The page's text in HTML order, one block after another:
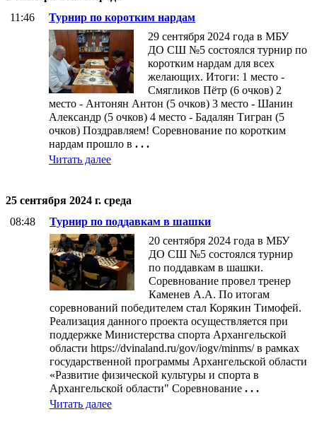
11:46
Турнир по коротким нардам
29 сентября 2024 года в МБУ
ДО СШ №5 состоялся турнир по
коротким нардам для всех
желающих. Итоги: 1 место -
Смягликов Пётр (6 очков) 2
место - Антонян Антон (5 очков) 3 место - Шанин
Александр (5 очков) 4 место - Бадалян Тигран (5
очков) Поздравляем! Соревнование по коротким
нардам прошло в . . .
Читать далее
25 сентября 2024 г. среда
08:48
Турнир по поддавкам в шашки
20 сентября 2024 года в МБУ
ДО СШ №5 состоялся турнир
по поддавкам в шашки.
Соревнование провел тренер
Каменев А.А. По итогам
соревнований победителем стал Корякин Тимофей.
Реализация данного проекта осуществляется при
поддержке Министерства спорта Архангельской
области https://dvinaland.ru/gov/iogv/minms/ в рамках
государственной программы Архангельской области
«Развитие физической культуры и спорта в
Архангельской области" Соревнование . . .
Читать далее